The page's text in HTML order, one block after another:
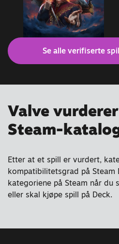
Se alle verifiserte
Valve
Steam-
Etter at et spill er vurdert,
kompatibilitetsgrad på Steam
kategoriene på Steam når du
eller skal kjøpe spill på Deck.